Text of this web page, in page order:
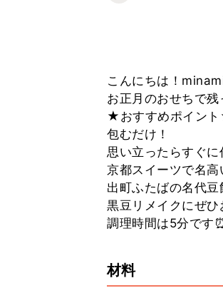
こんにちは！
お正月のおせちで残
★おすすめポイン
包むだけ！
思い立ったらすぐに
京都スイーツで名高
出町ふたばの名代
黒豆リメイクにぜひ
調理時間は5分です
材料